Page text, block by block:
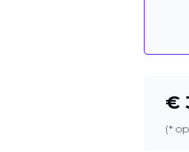
€
(*